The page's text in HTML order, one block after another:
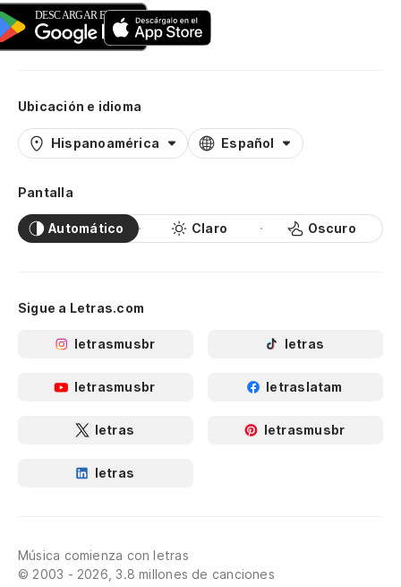
Ubicación e idioma
Hispanoamérica Español
Pantalla
Automático Claro Oscuro
Sigue a Letras.com
letrasmusbr letras
letrasmusbr letraslatam
letras letrasmusbr
letras
Música comienza con letras
© 2003 - 2026, 3.8 millones de canciones